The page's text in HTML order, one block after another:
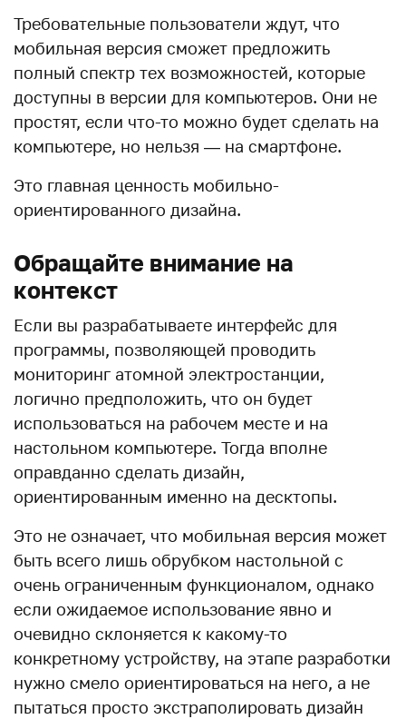
Требовательные пользователи ждут, что
мобильная версия сможет предложить
полный спектр тех возможностей, которые
доступны в версии для компьютеров. Они не
простят, если что-то можно будет сделать на
компьютере, но нельзя — на смартфоне.
Это главная ценность мобильно-
ориентированного дизайна.
Обращайте внимание на
контекст
Если вы разрабатываете интерфейс для
программы, позволяющей проводить
мониторинг атомной электростанции,
логично предположить, что он будет
использоваться на рабочем месте и на
настольном компьютере. Тогда вполне
оправданно сделать дизайн,
ориентированным именно на десктопы.
Это не означает, что мобильная версия может
быть всего лишь обрубком настольной с
очень ограниченным функционалом, однако
если ожидаемое использование явно и
очевидно склоняется к какому-то
конкретному устройству, на этапе разработки
нужно смело ориентироваться на него, а не
пытаться просто экстраполировать дизайн